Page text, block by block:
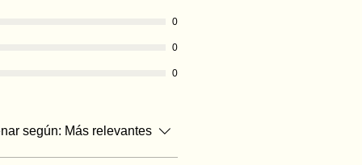
0
0
0
según: Más relevantes